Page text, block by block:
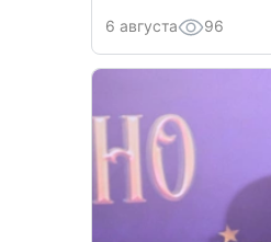
6 августа 96